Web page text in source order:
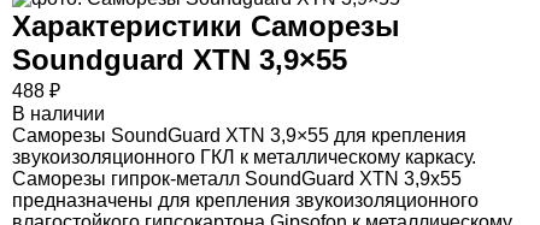
Характеристики Саморезы
Soundguard XTN 3,9×55
488 ₽
В наличии
Саморезы SoundGuard XTN 3,9×55 для крепления
звукоизоляционного ГКЛ к металлическому каркасу.
Саморезы гипрок-металл SoundGuard XTN 3,9х55
предназначены для крепления звукоизоляционного